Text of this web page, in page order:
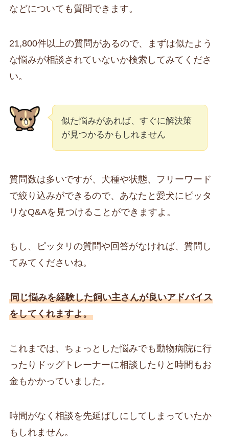
などについても質問できます。
21,800件以上の質問があるので、まずは似たよう
な悩みが相談されていないか検索してみてくださ
い。
似た悩みがあれば、すぐに解決策
が見つかるかもしれません
質問数は多いですが、犬種や状態、フリーワード
で絞り込みができるので、あなたと愛犬にピッタ
リなQ&Aを見つけることができますよ。
もし、ピッタリの質問や回答がなければ、質問し
てみてくださいね。
同じ悩みを経験した飼い主さんが良いアドバイス
をしてくれますよ。
これまでは、ちょっとした悩みでも動物病院に行
ったりドッグトレーナーに相談したりと時間もお
金もかかっていました。
時間がなく相談を先延ばしにしてしまっていたか
もしれません。